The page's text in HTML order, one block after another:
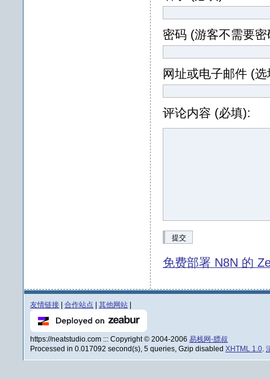
密码 (游客不需要密
网址或电子邮件 (
评论内容 (必填):
提交
免费部署 N8N 的
友情链接 合作站点 其他网站
https://neatstudio.com ::: Copyright © 2004-2006 易栈网-膘叔
Processed in 0.017092 second(s), 5 queries, Gzip disabled XHTML 1.0.